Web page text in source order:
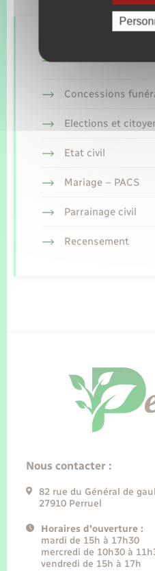
Concessions
Elections et
Etat civil
Mariage – PACS
Parrainage civil
Recensement
Nous contacter :
82 rue du Général de
27910 Perruel
Horaires d'ouverture :
mardi de 15h à 17h30
mercredi de 10h30 à
vendredi de 15h à 17h